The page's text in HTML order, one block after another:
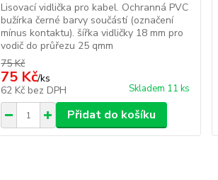
Lisovací vidlička pro kabel. Ochranná PVC
bužírka černé barvy součástí (označení
mínus kontaktu). šířka vidličky 18 mm pro
vodič do průřezu 25 qmm
75 Kč
75 Kč/ks
62 Kč bez DPH Skladem 11 ks
Přidat do košíku